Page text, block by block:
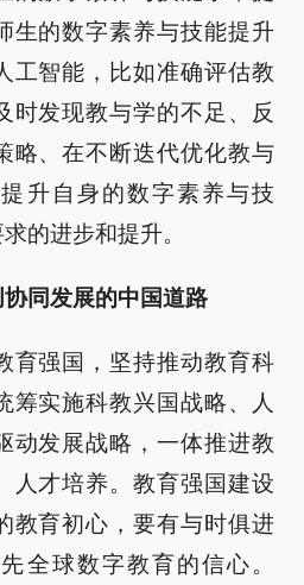
生的数字素养与技能提升
工智能，比如准确评估教
时发现教与学的不足、反
略、在不断迭代优化教与
升自身的数字素养与技
的进步和提升。
同发展的中国道路
育强国，坚持推动教育科
筹实施科教兴国战略、人
动发展战略，一体推进教
人才培养。教育强国建设
教育初心，要有与时俱进
全球数字教育的信心。